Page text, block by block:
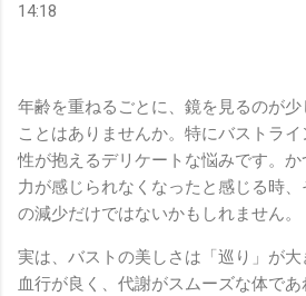
14:18
年齢を重ねるごとに、鏡を見るのが少
ことはありませんか。特にバストラ
性が抱えるデリケートな悩みです。
力が感じられなくなったと感じる時
の減少だけではないかもしれません。
実は、バストの美しさは「巡り」が大
血行が良く、代謝がスムーズな体で